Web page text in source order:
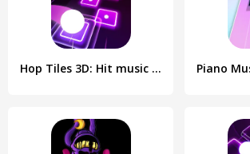
Hop Tiles 3D: Hit music game